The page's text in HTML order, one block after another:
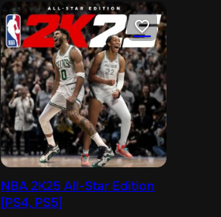
NBA 2K25 All-Star Edition
[PS4, PS5]